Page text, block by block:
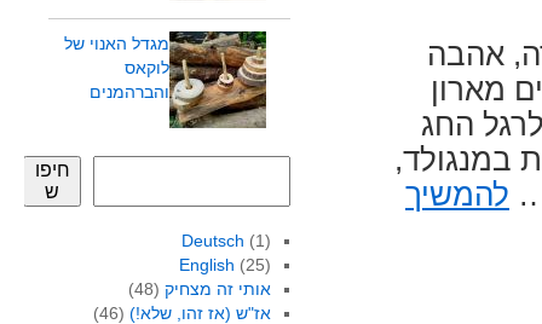
אהבה
מארון
החג
במנגולד,
להמשיך
מגדל האנוי של
לוקאס
והברהמנים
חיפו
ש
Deutsch (1)
English (25)
אותי זה מצחיק(48)
אז"ש (אז זהו, שלא!)(46)